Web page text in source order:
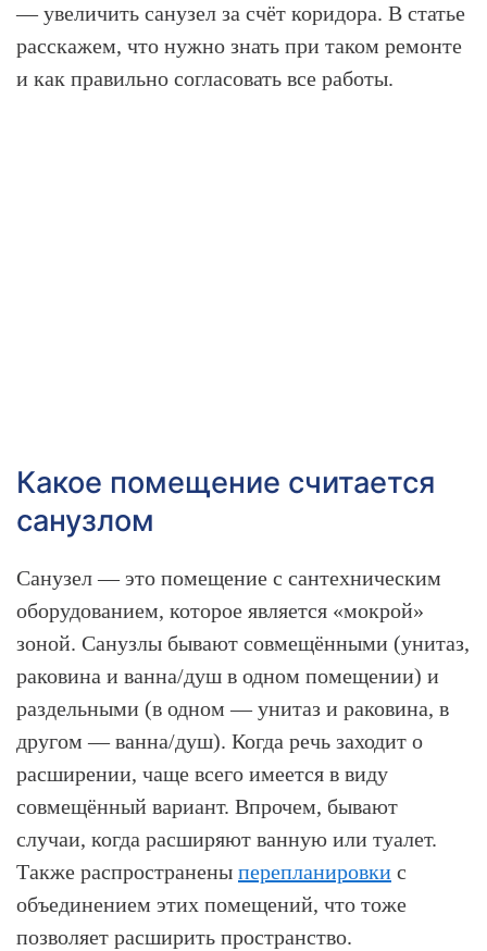
— увеличить санузел за счёт коридора. В статье
расскажем, что нужно знать при таком ремонте
и как правильно согласовать все работы.
Какое помещение считается
санузлом
Санузел — это помещение с сантехническим
оборудованием, которое является «мокрой»
зоной. Санузлы бывают совмещёнными (унитаз,
раковина и ванна/душ в одном помещении) и
раздельными (в одном — унитаз и раковина, в
другом — ванна/душ). Когда речь заходит о
расширении, чаще всего имеется в виду
совмещённый вариант. Впрочем, бывают
случаи, когда расширяют ванную или туалет.
Также распространены перепланировки с
объединением этих помещений, что тоже
позволяет расширить пространство.